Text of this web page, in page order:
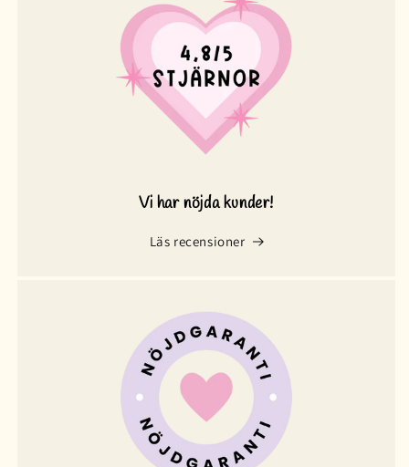
Vi har nöjda kunder!
Läs recensioner